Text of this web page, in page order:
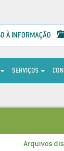
À INFORMAÇÃO
SERVIÇOS
Arquivos